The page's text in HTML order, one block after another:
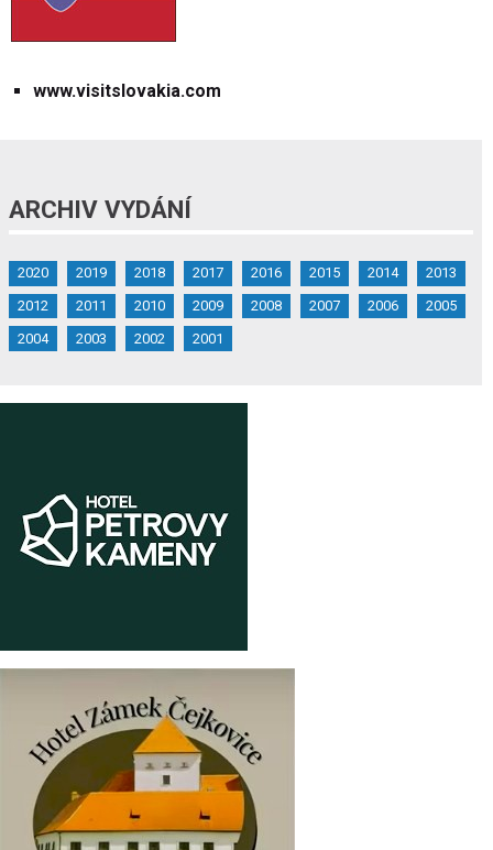
www.visitslovakia.com
ARCHIV VYDÁNÍ
2020 2019 2018 2017 2016 2015 2014
2013
2012
2011 2010 2009 2008 2007 2006
2005
2004
2003 2002 2001